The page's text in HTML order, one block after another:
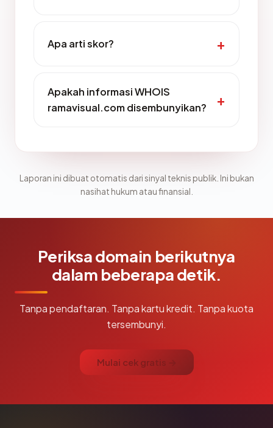
Apa arti skor?
Apakah informasi WHOIS
ramavisual.com disembunyikan?
Laporan ini dibuat otomatis dari sinyal teknis publik. Ini bukan
nasihat hukum atau finansial.
Periksa domain berikutnya
dalam beberapa detik.
Tanpa pendaftaran. Tanpa kartu kredit. Tanpa kuota
tersembunyi.
Mulai cek gratis →